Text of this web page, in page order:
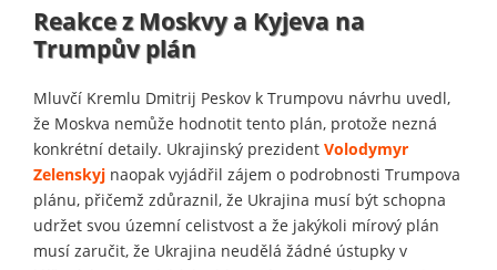
Reakce z Moskvy a Kyjeva na
Trumpův plán
Mluvčí Kremlu Dmitrij Peskov k Trumpovu návrhu uvedl,
že Moskva nemůže hodnotit tento plán, protože nezná
konkrétní detaily. Ukrajinský prezident Volodymyr
Zelenskyj naopak vyjádřil zájem o podrobnosti Trumpova
plánu, přičemž zdůraznil, že Ukrajina musí být schopna
udržet svou územní celistvost a že jakýkoli mírový plán
musí zaručit, že Ukrajina neudělá žádné ústupky v